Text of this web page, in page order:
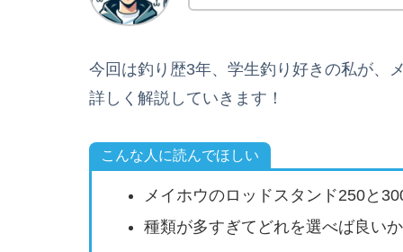
今回は釣り歴3年、学生釣り好きの私が、
詳しく解説していきます！
こんな人に読んでほしい
メイホウのロッドスタンド250と
種類が多すぎてどれを選べば良い